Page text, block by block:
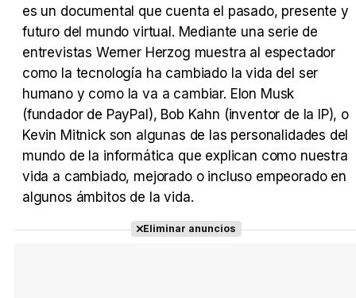
Tráiler Oficial en VOSE 'The Audacity'
es un documental que cuenta el pasado, presente y
futuro del mundo virtual. Mediante una serie de
entrevistas Werner Herzog muestra al espectador
como la tecnología ha cambiado la vida del ser
humano y como la va a cambiar. Elon Musk
(fundador de PayPal), Bob Kahn (inventor de la IP), o
Kevin Mitnick son algunas de las personalidades del
mundo de la informática que explican como nuestra
vida a cambiado, mejorado o incluso empeorado en
algunos ámbitos de la vida.
Eliminar anuncios